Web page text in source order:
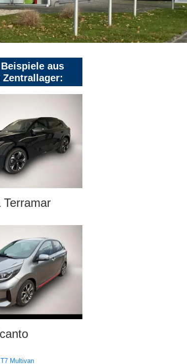
aus
Zentrallager:
Terramar